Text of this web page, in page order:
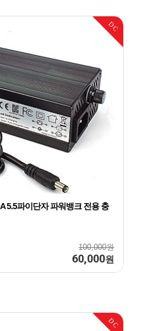
DC
5.5파이단자 파워뱅크 전용 충
100,000원
60,000원
DC